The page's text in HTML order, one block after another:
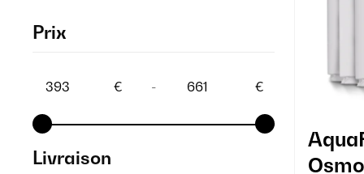
Prix
€ - €
Livraison